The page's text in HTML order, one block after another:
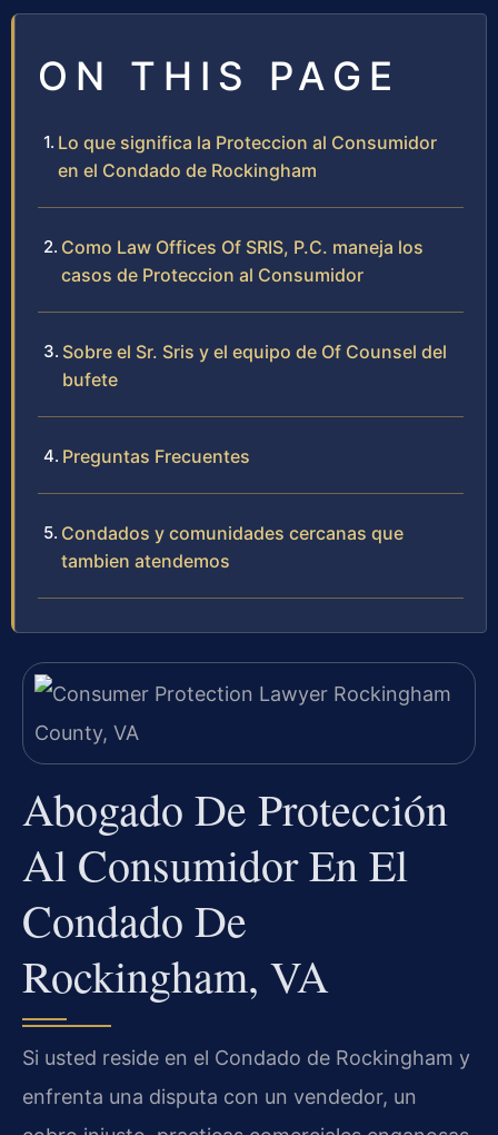
ON THIS PAGE
Lo que significa la Proteccion al Consumidor
en el Condado de Rockingham
Como Law Offices Of SRIS, P.C. maneja los
casos de Proteccion al Consumidor
Sobre el Sr. Sris y el equipo de Of Counsel del
bufete
Preguntas Frecuentes
Condados y comunidades cercanas que
tambien atendemos
Abogado De Protección
Al Consumidor En El
Condado De
Rockingham, VA
Si usted reside en el Condado de Rockingham y
enfrenta una disputa con un vendedor, un